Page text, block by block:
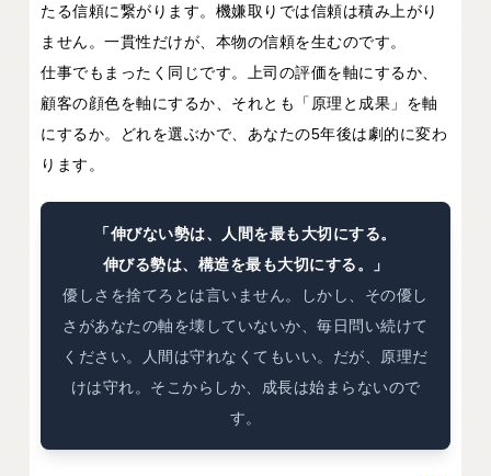
たる信頼に繋がります。機嫌取りでは信頼は積み上がり
ません。一貫性だけが、本物の信頼を生むのです。
仕事でもまったく同じです。上司の評価を軸にするか、
顧客の顔色を軸にするか、それとも「原理と成果」を軸
にするか。どれを選ぶかで、あなたの5年後は劇的に変わ
ります。
「伸びない勢は、人間を最も大切にする。
伸びる勢は、構造を最も大切にする。」
優しさを捨てろとは言いません。しかし、その優し
さがあなたの軸を壊していないか、毎日問い続けて
ください。人間は守れなくてもいい。だが、原理だ
けは守れ。そこからしか、成長は始まらないので
す。